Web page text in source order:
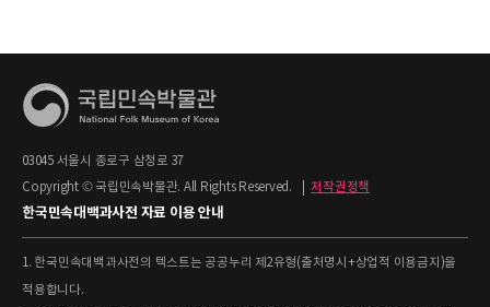
03045 서울시 종로구 삼청로 37
Copyright © 국립민속박물관. All Rights Reserved.
저작권정책
한국민속대백과사전 자료 이용 안내
1. 한국민속대백과사전의 텍스트는 공공누리 제2유형(출처명시+상업적 이용금지)을
적용합니다.